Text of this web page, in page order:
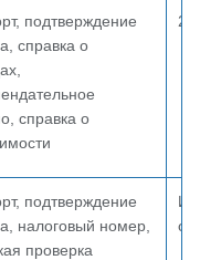
подтверждение
справка о
справка о
2
подтверждение
налоговый номер,
проверка
от